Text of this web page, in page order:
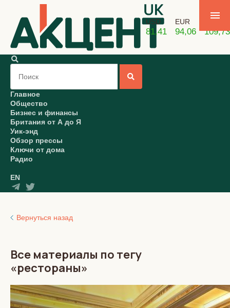
USD
81,41
EUR
94,06 109,73
Главное
Общество
Бизнес и финансы
Британия от А до Я
Уик-энд
Обзор прессы
Ключи от дома
Радио
EN
Вернуться назад
Все материалы по тегу
«рестораны»